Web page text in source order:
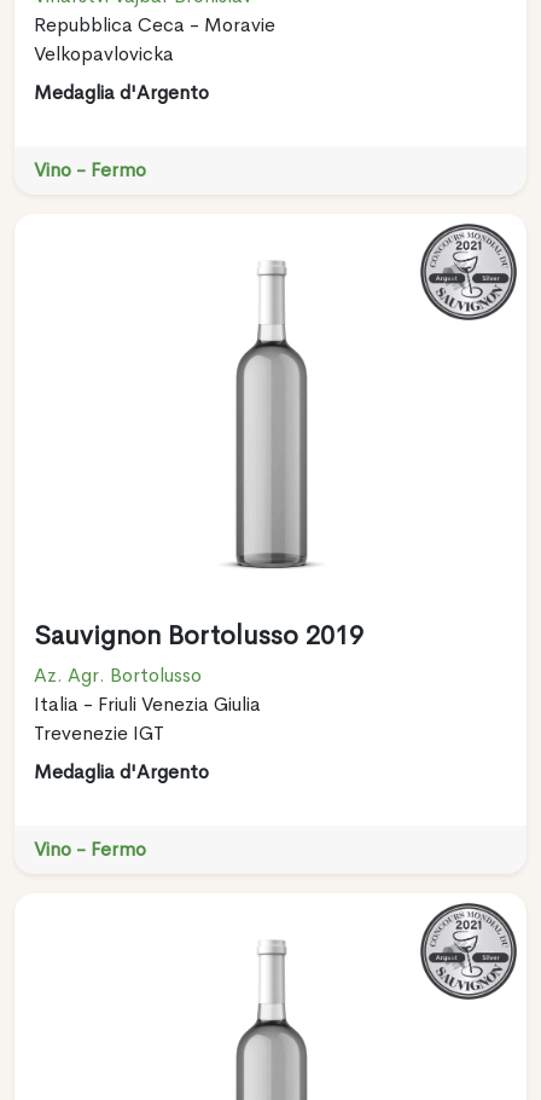
Repubblica Ceca - Moravie
Velkopavlovicka
Medaglia d'Argento
Vino - Fermo
Sauvignon Bortolusso 2019
Az. Agr. Bortolusso
Italia - Friuli Venezia Giulia
Trevenezie IGT
Medaglia d'Argento
Vino - Fermo